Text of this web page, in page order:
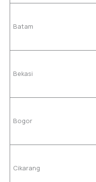
Batam
Bekasi
Bogor
Cikarang